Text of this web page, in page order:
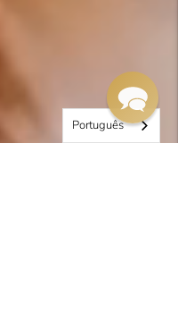
Português